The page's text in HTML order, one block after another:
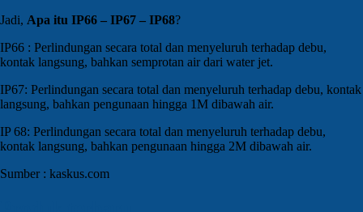
Jadi, Apa itu IP66 – IP67 – IP68?
IP66 : Perlindungan secara total dan menyeluruh terhadap debu,
kontak langsung, bahkan semprotan air dari water jet.
IP67: Perlindungan secara total dan menyeluruh terhadap debu, kontak
langsung, bahkan pengunaan hingga 1M dibawah air.
IP 68: Perlindungan secara total dan menyeluruh terhadap debu,
kontak langsung, bahkan pengunaan hingga 2M dibawah air.
Sumber : kaskus.com